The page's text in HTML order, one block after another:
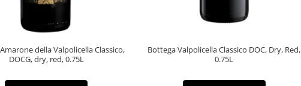
della Valpolicella Classico,
DOCG, dry, red, 0.75L
Bottega Valpolicella Classico DOC, Dry, Red,
0.75L